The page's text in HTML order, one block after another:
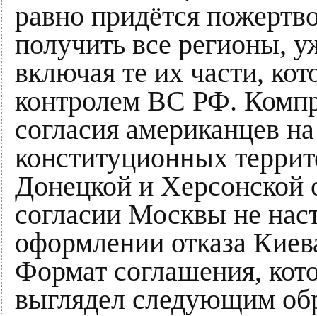
равно придётся
получить все регионы,
включая те их части,
контролем ВС РФ.
согласия американцев
конституционных
Донецкой и Херсонской
согласии Москвы не
оформлении отказа
Формат соглашения,
выглядел следующим